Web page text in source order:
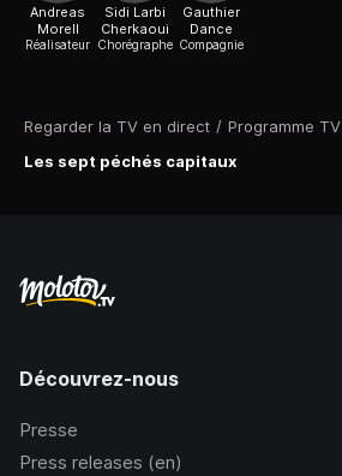
Regarder la TV en direct / Programme TV
Les sept péchés capitaux
Andreas
Morell
Réalisateur
Sidi Larbi
Cherkaoui
Chorégraphe
Gauthier
Dance
Compagnie
Découvrez-nous
Presse
Press releases (en)